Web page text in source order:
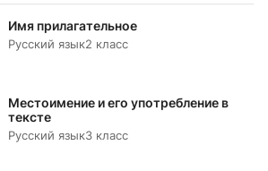
Имя прилагательное
Русский язык2 класс
Местоимение и его употребление в
тексте
Русский язык3 класс